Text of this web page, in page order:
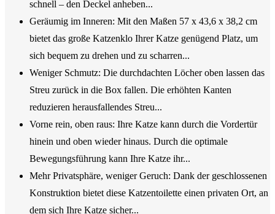
schnell – den Deckel anheben...
Geräumig im Inneren: Mit den Maßen 57 x 43,6 x 38,2 cm
bietet das große Katzenklo Ihrer Katze genügend Platz, um
sich bequem zu drehen und zu scharren...
Weniger Schmutz: Die durchdachten Löcher oben lassen das
Streu zurück in die Box fallen. Die erhöhten Kanten
reduzieren herausfallendes Streu...
Vorne rein, oben raus: Ihre Katze kann durch die Vordertür
hinein und oben wieder hinaus. Durch die optimale
Bewegungsführung kann Ihre Katze ihr...
Mehr Privatsphäre, weniger Geruch: Dank der geschlossenen
Konstruktion bietet diese Katzentoilette einen privaten Ort, an
dem sich Ihre Katze sicher...